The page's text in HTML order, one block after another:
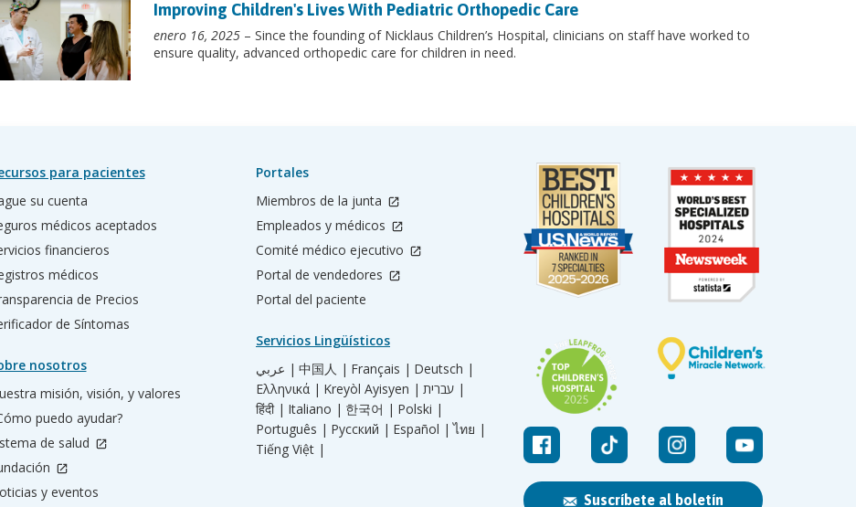
Improving Children's Lives With Pediatric Orthopedic Care
enero 16, 2025– Since the founding of Nicklaus Children’s Hospital, clinicians on staff have worked to
ensure quality, advanced orthopedic care for children in need.
Suscríbete al boletín
para pacientes
su cuenta
médicos aceptados
financieros
médicos
de Precios
de Síntomas
nosotros
misión, visión, y valores
puedo ayudar?
de salud
y eventos
Portales
Miembros de la junta
Empleados y médicos
Comité médico ejecutivo
Portal de vendedores
Portal del paciente
Servicios Lingüísticos
عربي | 中国人 | Français | Deutsch |
Ελληνικά | Kreyòl Ayisyen |
עברית |
हिंदी | Italiano | 한국어 | Polski |
Português | Русский | Español | ไทย |
Tiếng Việt |